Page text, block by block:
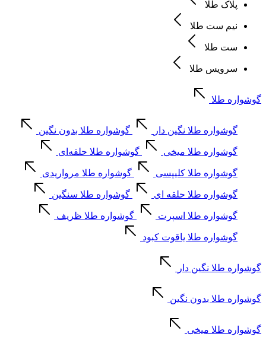
پلاک طلا
نیم ست طلا
ست طلا
سرویس طلا
گوشواره طلا
گوشواره طلا نگین دار گوشواره طلا بدون نگین
گوشواره طلا میخی گوشواره طلا حلقه‌ای
گوشواره طلا کلیپسی گوشواره طلا مرواریدی
گوشواره طلا حلقه ای گوشواره طلا سنگین
گوشواره طلا اسپرت گوشواره طلا ظریف
گوشواره طلا یاقوت کبود
گوشواره طلا نگین دار
گوشواره طلا بدون نگین
گوشواره طلا میخی